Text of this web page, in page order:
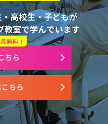
高校生・子どもが
教室で学んでいます
ちら
無料！
ちら